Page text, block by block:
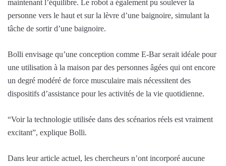
maintenant l’équilibre. Le robot a également pu soulever la
personne vers le haut et sur la lèvre d’une baignoire, simulant la
tâche de sortir d’une baignoire.
Bolli envisage qu’une conception comme E-Bar serait idéale pour
une utilisation à la maison par des personnes âgées qui ont encore
un degré modéré de force musculaire mais nécessitent des
dispositifs d’assistance pour les activités de la vie quotidienne.
“Voir la technologie utilisée dans des scénarios réels est vraiment
excitant”, explique Bolli.
Dans leur article actuel, les chercheurs n’ont incorporé aucune